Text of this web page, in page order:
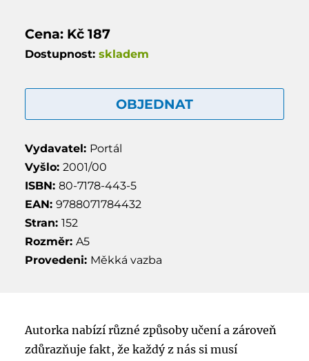
Cena: Kč 187
Dostupnost: skladem
OBJEDNAT
Vydavatel: Portál
Vyšlo: 2001/00
ISBN: 80-7178-443-5
EAN: 9788071784432
Stran: 152
Rozměr: A5
Provedeni: Měkká vazba
Autorka nabízí různé způsoby učení a zároveň
zdůrazňuje fakt, že každý z nás si musí